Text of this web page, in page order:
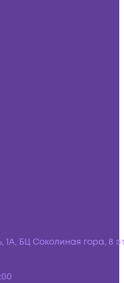
1А, БЦ Соколиная гора, 8